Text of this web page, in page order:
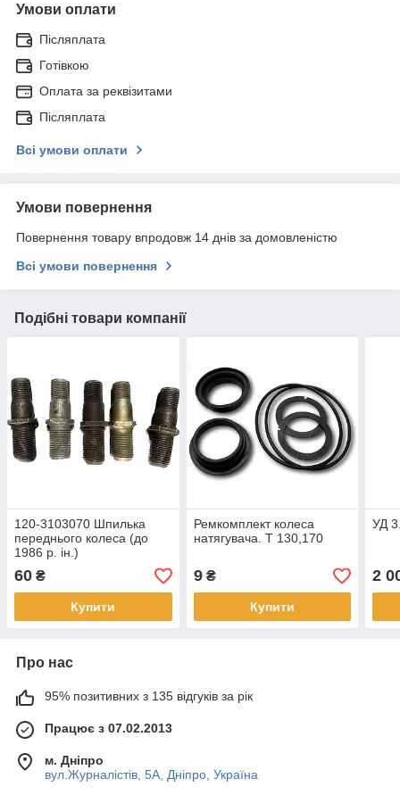
Умови оплати
Післяплата
Готівкою
Оплата за реквізитами
Післяплата
Всі умови оплати
Умови повернення
Повернення товару впродовж 14 днів за домовленістю
Всі умови повернення
Подібні товари компанії
120-3103070 Шпилька
переднього колеса (до
1986 р. ін.)
60 ₴
Купити
Ремкомплект колеса
натягувача. Т 130,170
9₴
Купити
УД
2
Про нас
95% позитивних з 135 відгуків за рік
Працює з 07.02.2013
м. Дніпро
вул.Журналістів, 5А, Дніпро, Україна